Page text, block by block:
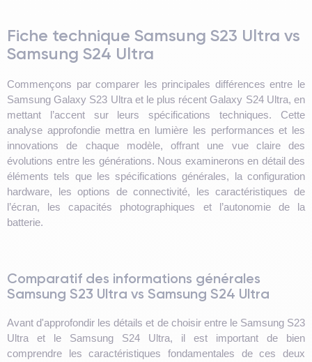
Fiche technique Samsung S23 Ultra vs
Samsung S24 Ultra
Commençons par comparer les principales différences entre le
Samsung Galaxy S23 Ultra et le plus récent Galaxy S24 Ultra, en
mettant l’accent sur leurs spécifications techniques. Cette
analyse approfondie mettra en lumière les performances et les
innovations de chaque modèle, offrant une vue claire des
évolutions entre les générations. Nous examinerons en détail des
éléments tels que les spécifications générales, la configuration
hardware, les options de connectivité, les caractéristiques de
l’écran, les capacités photographiques et l’autonomie de la
batterie.
Comparatif des informations générales
Samsung S23 Ultra vs Samsung S24 Ultra
Avant d'approfondir les détails et de choisir entre le Samsung S23
Ultra et le Samsung S24 Ultra, il est important de bien
comprendre les caractéristiques fondamentales de ces deux